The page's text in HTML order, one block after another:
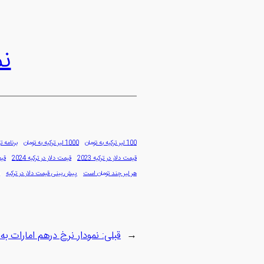
100 لیر ترکیه به تومان 1000 لیر ترکیه به تومان برنامه
قیمت دلار در ترکیه 2023
قیمت دلار در ترکیه 2024
هر لیر چند تومان است پیش بینی قیمت دلار در ترکیه
← قبلی:نمودار نرخ درهم امارات